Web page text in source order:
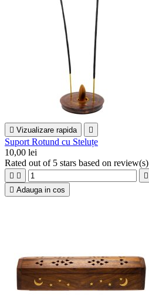
 Vizualizare rapida 
Suport Rotund cu Steluțe
10,00 lei
Rated out of 5 stars based on review(s)
  
 Adauga in cos